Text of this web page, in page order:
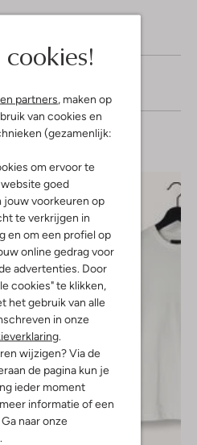
cookies!
partners, maken op
van cookies en
(gezamenlijk:
om ervoor te
goed
voorkeuren op
te verkrijgen in
en om een profiel op
online gedrag voor
advertenties. Door
cookies" te klikken,
het gebruik van alle
in onze
.
wijzigen? Via de
de pagina kun je
ieder moment
informatie of een
naar onze
.